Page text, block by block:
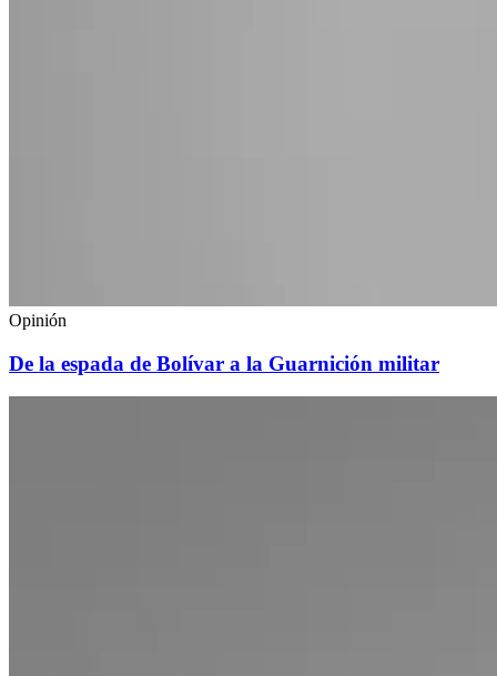
Opinión
De la espada de Bolívar a la Guarnición militar